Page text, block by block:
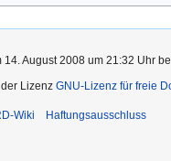
August 2008 um 21:32 Uhr
Lizenz GNU-Lizenz für freie
Wiki Haftungsausschluss